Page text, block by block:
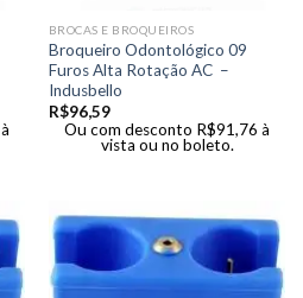
à
BROCAS E BROQUEIROS
Broqueiro Odontológico 09
Furos Alta Rotação AC –
Indusbello
R$96,59
Ou com desconto R$91,76 à
vista ou no boleto.